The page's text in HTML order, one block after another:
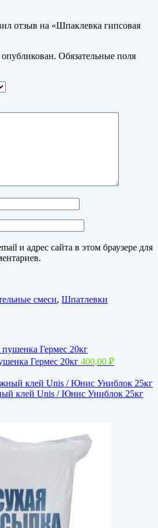
отзыв на «Шпаклевка гипсовая
Обязательные поля
и адрес сайта в этом браузере для
смеси, Шпатлевки
Гермес 20кг 400,00 ₽
клей Unis / Юнис Униблок 25кг